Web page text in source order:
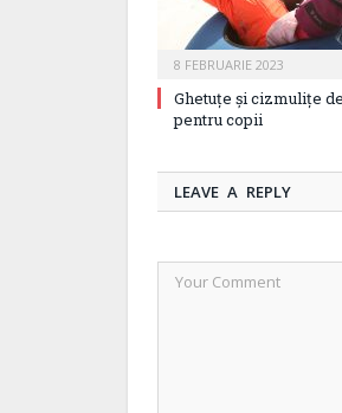
8 FEBRUARIE 2023
Ghetuțe și cizmulițe
pentru copii
LEAVE A REPLY